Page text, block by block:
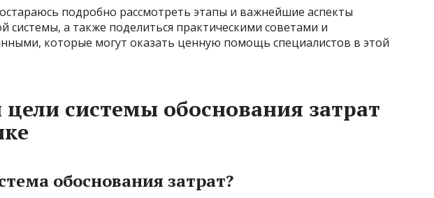
подробно рассмотреть этапы и важнейшие аспекты
системы, а также поделиться практическими советами и
которые могут оказать ценную помощь специалистов в этой
системы обоснования затрат
обоснования затрат?